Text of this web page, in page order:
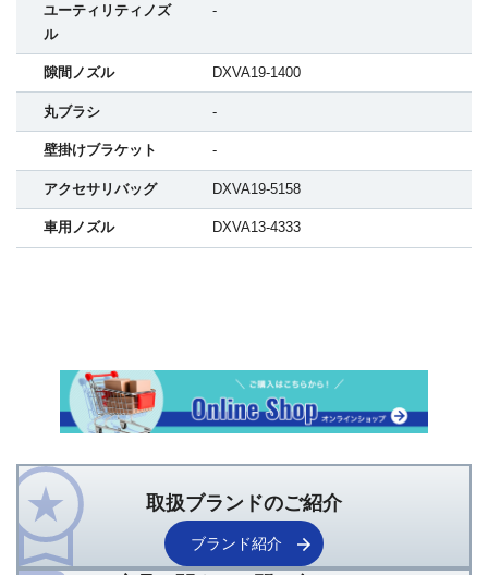
ユーティリティノズ
ル
-
隙間ノズル DXVA19-1400
丸ブラシ -
壁掛けブラケット -
アクセサリバッグ DXVA19-5158
車用ノズル DXVA13-4333
取扱ブランドのご紹介
ブランド紹介